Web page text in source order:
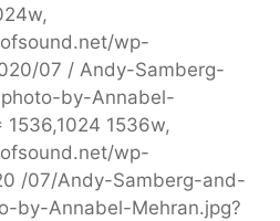
wp-
07 / Andy-Samberg-
by-Annabel-
1536,1024 1536w,
wp-
/07/Andy-Samberg-and-
by-Annabel-Mehran.jpg?